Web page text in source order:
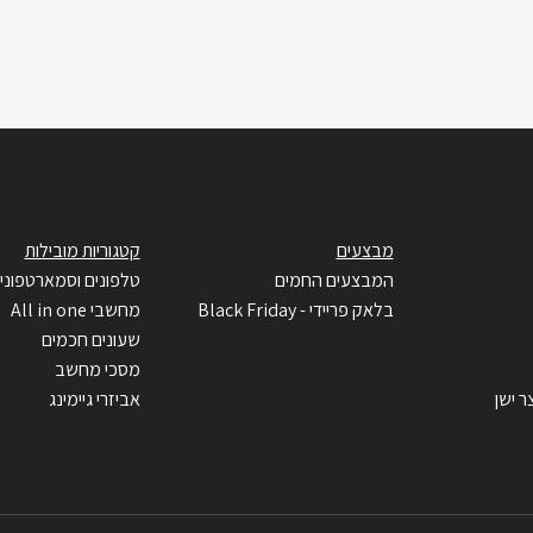
ישן
מבצעים
המבצעים החמים
בלאק פריידי - Black Friday
קטגוריות מובילות
טלפונים
מחשבי All in one
שעונים חכמים
מסכי מחשב
אביזרי גיימינג